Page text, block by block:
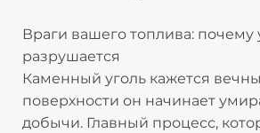
Враги вашего топлива: почему
разрушается
Каменный уголь кажется
поверхности он начинает
добычи. Главный процесс,